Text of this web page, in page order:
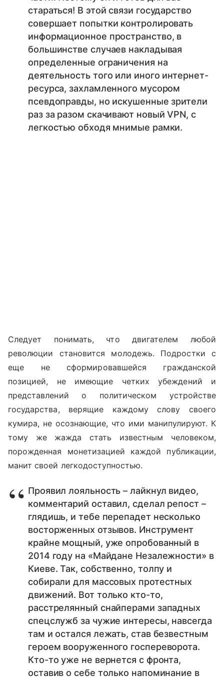
стараться! В этой связи государство
совершает попытки контролировать
информационное пространство, в
большинстве случаев накладывая
определенные ограничения на
деятельность того или иного интернет-
ресурса, захламленного мусором
псевдоправды, но искушенные зрители
раз за разом скачивают новый VPN, с
легкостью обходя мнимые рамки.
Следует понимать, что двигателем любой
революции становится молодежь. Подростки с
еще не сформировавшейся гражданской
позицией, не имеющие четких убеждений и
представлений о политическом устройстве
государства, верящие каждому слову своего
кумира, не осознающие, что ими манипулируют. К
тому же жажда стать известным человеком,
порожденная монетизацией каждой публикации,
манит своей легкодоступностью.
Проявил лояльность – лайкнул видео,
комментарий оставил, сделал репост –
глядишь, и тебе перепадет несколько
восторженных отзывов. Инструмент
крайне мощный, уже опробованный в
2014 году на «Майдане Незалежности» в
Киеве. Так, собственно, толпу и
собирали для массовых протестных
движений. Вот только кто-то,
расстрелянный снайперами западных
спецслужб за чужие интересы, навсегда
там и остался лежать, став безвестным
героем вооруженного госпереворота.
Кто-то уже не вернется с фронта,
оставив о себе только напоминание в